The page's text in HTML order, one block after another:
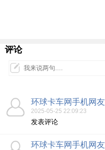
评论
环球卡车网手机网友
2025-05-25 22:09:23
发表评论
环球卡车网手机网友